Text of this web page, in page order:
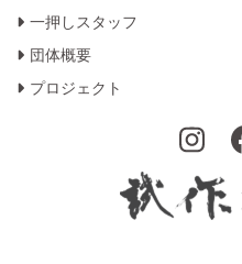
一押しスタッフ
団体概要
プロジェクト